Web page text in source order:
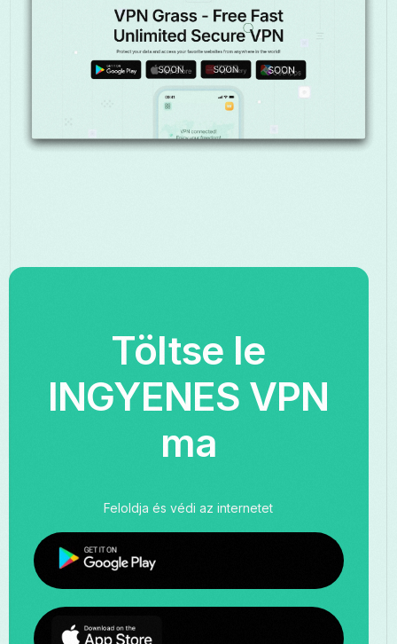
Töltse le
INGYENES VPN
ma
Feloldja és védi az internetet